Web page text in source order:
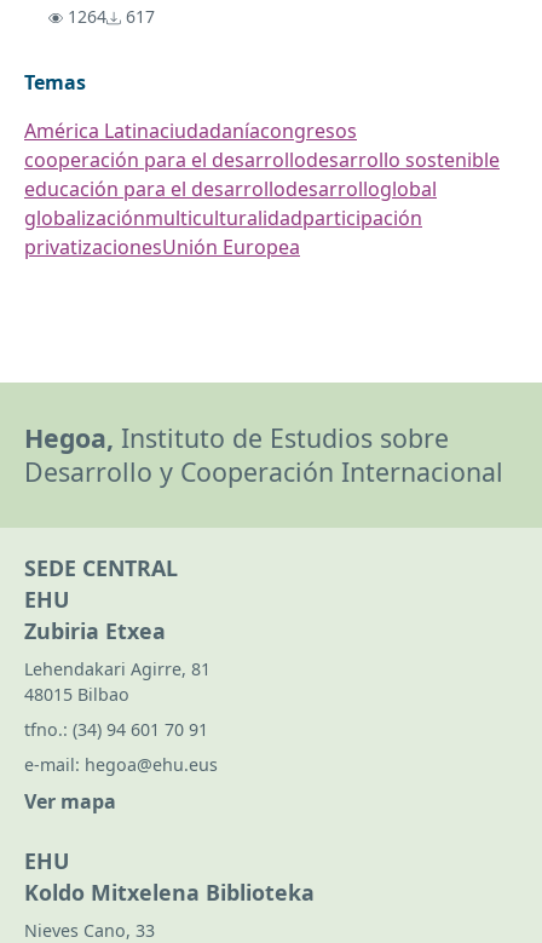
1264 617
Temas
América Latinaciudadaníacongresos
cooperación para el desarrollodesarrollo sostenible
educación para el desarrollodesarrolloglobal
globalizaciónmulticulturalidadparticipación
privatizacionesUnión Europea
Hegoa, Instituto de Estudios sobre
Desarrollo y Cooperación Internacional
SEDE CENTRAL
EHU
Zubiria Etxea
Lehendakari Agirre, 81
48015 Bilbao
tfno.: (34) 94 601 70 91
e-mail: hegoa@ehu.eus
Ver mapa
EHU
Koldo Mitxelena Biblioteka
Nieves Cano, 33